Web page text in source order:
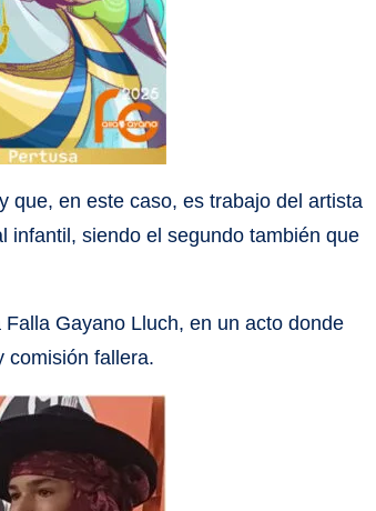
que, en este caso, es trabajo del artista
infantil, siendo el segundo también que
Gayano Lluch, en un acto donde
comisión fallera.